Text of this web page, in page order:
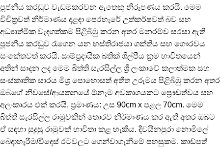
පූජනීය කරඬුව වැඩමකරවන ඇතෙකු නිරූපණය කරයි. මෙම
විචිත්‍රවත් නිර්මාණය දළඳා පෙරහැරේ උත්කර්ෂවත් බව සහ
අධ්‍යාත්මික වැදගත්කම පිළිබිඹු කරන අතර මනරම්ව සරසා ඇති
පූජනීය කරඬුව රැගෙන යන හස්තිරාජයා ශක්තිය සහ ගෞරවය
සංකේතවත් කරයි. සාම්ප්‍රදායික බතික් ශිල්පීය ක්‍රම භාවිතයෙන්
අතින් සාදන ලද මෙම බිත්ති සැරසිල්ල ශ්‍රී ලංකාවේ කලාත්මක සහ
සංස්කෘතික සාරය මිශ්‍ර පොහොසත් අතීත උරුමය පිළිබිඹු කරන අතර
ඔබගේ නිවසේ/ආයතනයේ ඕනෑම අවකාශයකට ප්‍රෞඩත්වය සහ
අලංකාරය එක් කරයි, ප්‍රමාණය: උස 90cm x පළල 70cm. මෙම
බිත්ති සැරසිල්ල රාමුවකින් තොරව නිර්මාණය කර ඇති අතර ඔබට
ඒ සඳහා සුදුසු රාමුවක් භාවිතා කළ හැකිය. දිවයිනපුරා නොමිලේ
බෙදාහැරීම/විදෙස් රටවලට ගෙන්වාගැනීමේ පහසුකම. කාඩ්පත්